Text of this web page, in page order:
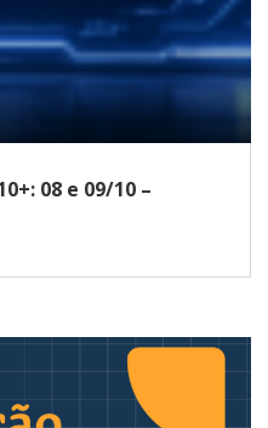
08 e 09/10 –